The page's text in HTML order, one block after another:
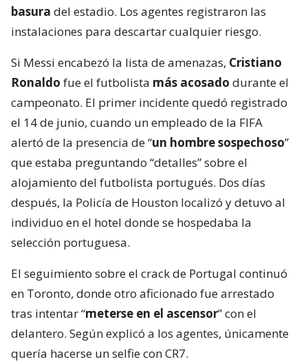
basura del estadio. Los agentes registraron las
instalaciones para descartar cualquier riesgo.
Si Messi encabezó la lista de amenazas, Cristiano
Ronaldo fue el futbolista más acosado durante el
campeonato. El primer incidente quedó registrado
el 14 de junio, cuando un empleado de la FIFA
alertó de la presencia de “un hombre sospechoso”
que estaba preguntando “detalles” sobre el
alojamiento del futbolista portugués. Dos días
después, la Policía de Houston localizó y detuvo al
individuo en el hotel donde se hospedaba la
selección portuguesa.
El seguimiento sobre el crack de Portugal continuó
en Toronto, donde otro aficionado fue arrestado
tras intentar “meterse en el ascensor” con el
delantero. Según explicó a los agentes, únicamente
quería hacerse un selfie con CR7.